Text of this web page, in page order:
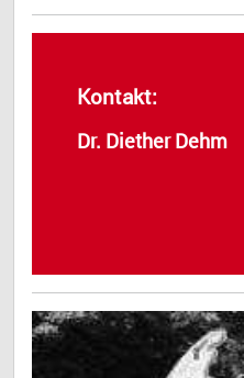
Kontakt:
Dr. Diether Dehm